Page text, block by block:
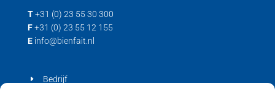
T +31 (0) 23 55 30 300
F +31 (0) 23 55 12 155
E info@bienfait.nl
Bedrijf